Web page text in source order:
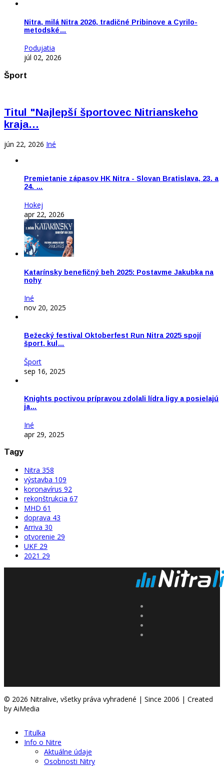
Nitra, milá Nitra 2026, tradičné Pribinove a Cyrilo-
metodské…
Podujatia
júl 02, 2026
Šport
Titul "Najlepší športovec Nitrianskeho
kraja…
jún 22, 2026 Iné
Premietanie zápasov HK Nitra - Slovan Bratislava, 23. a
24. …
Hokej
apr 22, 2026
Katarínsky benefičný beh 2025: Postavme Jakubka na
nohy
Iné
nov 20, 2025
Bežecký festival Oktoberfest Run Nitra 2025 spojí
šport, kul…
Šport
sep 16, 2025
Knights poctivou prípravou zdolali lídra ligy a posielajú
ja…
Iné
apr 29, 2025
Tagy
Nitra 358
výstavba 109
koronavírus 92
rekonštrukcia 67
MHD 61
doprava 43
Arriva 30
otvorenie 29
UKF 29
2021 29
© 2026 Nitralive, všetky práva vyhradené | Since 2006 | Created
by AiMedia
Titulka
Info o Nitre
Aktuálne údaje
Osobnosti Nitry